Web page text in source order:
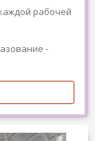
рабочей
-